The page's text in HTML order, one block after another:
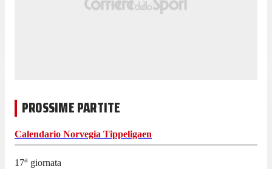
PROSSIME PARTITE
Calendario Norvegia Tippeligaen
17a giornata